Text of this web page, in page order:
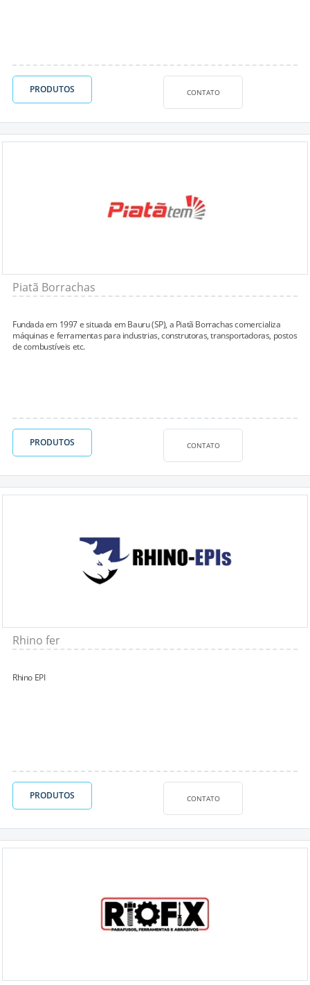
PRODUTOS CONTATO
Piatã Borrachas
Fundada em 1997 e situada em Bauru (SP), a Piatã Borrachas comercializa
máquinas e ferramentas para industrias, construtoras, transportadoras, postos
de combustíveis etc.
PRODUTOS CONTATO
Rhino fer
Rhino EPI
PRODUTOS CONTATO